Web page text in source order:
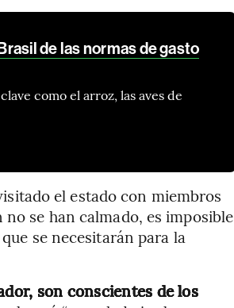
de las normas de gasto
como el arroz, las aves de
el estado con miembros
se han calmado, es imposible
se necesitarán para la
son conscientes de los